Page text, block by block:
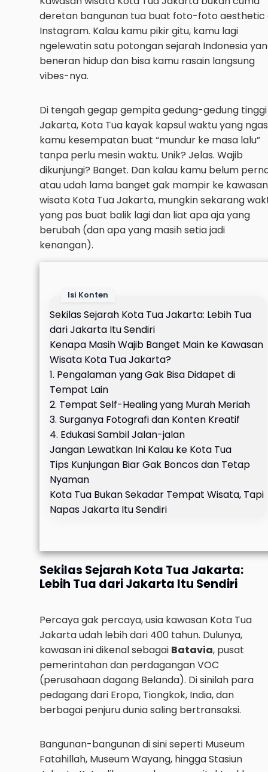
deretan bangunan tua buat foto-foto aesthetic
Instagram. Kalau kamu pikir gitu, kamu lagi
ngelewatin satu potongan sejarah Indonesia
beneran hidup dan bisa kamu rasain langsung
vibes-nya.
Di tengah gegap gempita gedung-gedung tinggi
Jakarta, Kota Tua kayak kapsul waktu yang
kamu kesempatan buat “mundur ke masa lalu”
tanpa perlu mesin waktu. Unik? Jelas. Wajib
dikunjungi? Banget. Dan kalau kamu belum
atau udah lama banget gak mampir ke kawasan
wisata Kota Tua Jakarta, mungkin sekarang
yang pas buat balik lagi dan liat apa aja yang
berubah (dan apa yang masih setia jadi
kenangan).
Isi Konten
Sekilas Sejarah Kota Tua Jakarta: Lebih Tua
dari Jakarta Itu Sendiri
Kenapa Masih Wajib Banget Main ke Kawasan
Wisata Kota Tua Jakarta?
1. Pengalaman yang Gak Bisa Didapet di
Tempat Lain
2. Tempat Self-Healing yang Murah Meriah
3. Surganya Fotografi dan Konten Kreatif
4. Edukasi Sambil Jalan-jalan
Jangan Lewatkan Ini Kalau ke Kota Tua
Tips Kunjungan Biar Gak Boncos dan Tetap
Nyaman
Kota Tua Bukan Sekadar Tempat Wisata, Tapi
Napas Jakarta Itu Sendiri
Sekilas Sejarah Kota Tua Jakarta:
Lebih Tua dari Jakarta Itu Sendiri
Percaya gak percaya, usia kawasan Kota Tua
Jakarta udah lebih dari 400 tahun. Dulunya,
kawasan ini dikenal sebagai Batavia, pusat
pemerintahan dan perdagangan VOC
(perusahaan dagang Belanda). Di sinilah para
pedagang dari Eropa, Tiongkok, India, dan
berbagai penjuru dunia saling bertransaksi.
Bangunan-bangunan di sini seperti Museum
Fatahillah, Museum Wayang, hingga Stasiun